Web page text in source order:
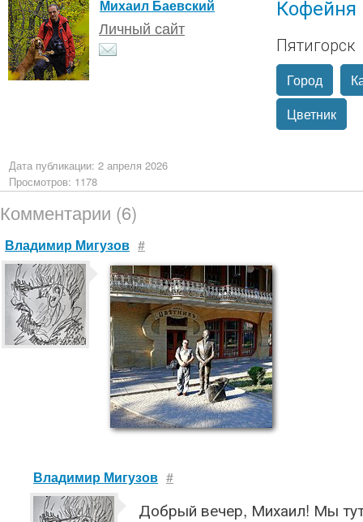
Михаил Баевский
Личный сайт
Кофейня
Пятигорск
Город
Цветник
Дата публикации: 2 апреля 2026
Просмотров: 1178
Комментарии (6)
Владимир Мигузов #
Владимир Мигузов #
Добрый вечер, Михаил! Мы